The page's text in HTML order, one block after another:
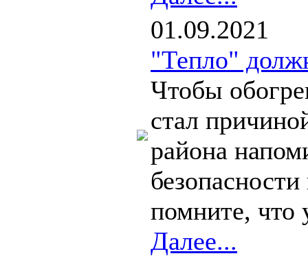
01.09.2021
"Тепло"
Чтобы
стал
района
помните, что
Далее...